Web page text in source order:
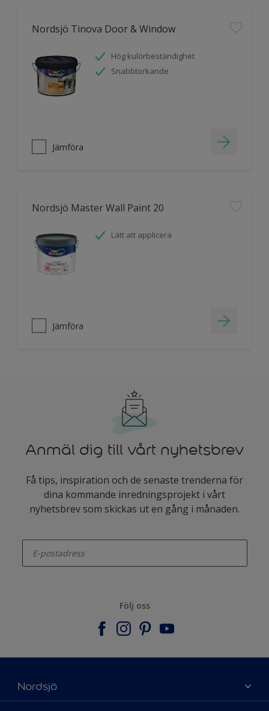
Nordsjö Tinova Door & Window
Hög kulörbeständighet
Snabbtorkande
Jämföra
Nordsjö Master Wall Paint 20
Lätt att applicera
Jämföra
Anmäl dig till vårt nyhetsbrev
Få tips, inspiration och de senaste trenderna för
dina kommande inredningsprojekt i vårt
nyhetsbrev som skickas ut en gång i månaden.
Följ oss
Nordsjö